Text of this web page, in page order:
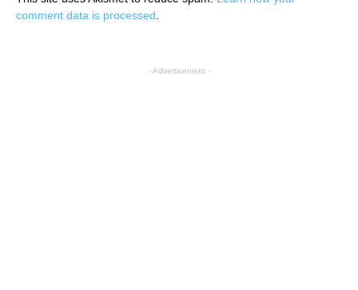
comment data is processed
- Advertisement -